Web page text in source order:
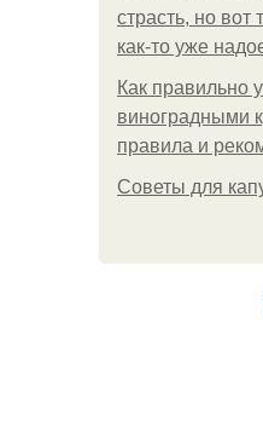
страсть, но вот
как-то уже
Как правильно
виноградными
правила и
Советы для